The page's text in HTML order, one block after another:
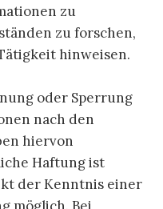
zu
zu forschen,
hinweisen.
oder Sperrung
nach den
hiervon
Haftung ist
der Kenntnis einer